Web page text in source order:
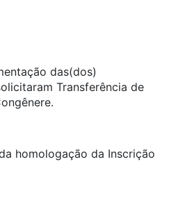
das(dos)
Transferência de
homologação da Inscrição